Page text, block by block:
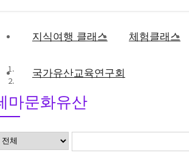
마문화유산
지식여행 클래스 체험클래스
국가유산교육연구회